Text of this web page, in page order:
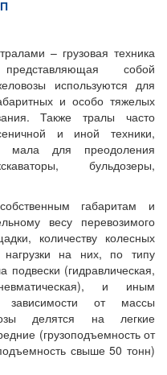
– грузовая техника
собой
используются для
и особо тяжелых
Также тралы часто
и иной техники,
мала для преодоления
бульдозеры,
габаритам и
весу перевозимого
количеству колесных
на них, по типу
подвески (гидравлическая,
и иным
зависимости от массы
делятся на легкие
(грузоподъемность от
свыше 50 тонн)